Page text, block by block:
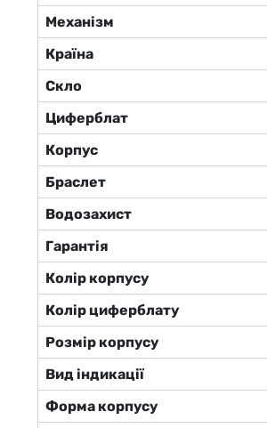
Механізм
Країна
Скло
Циферблат
Корпус
Браслет
Водозахист
Гарантія
Колір корпусу
Колір циферблату
Розмір корпусу
Вид індикації
Форма корпусу